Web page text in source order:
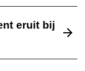
eruit bij